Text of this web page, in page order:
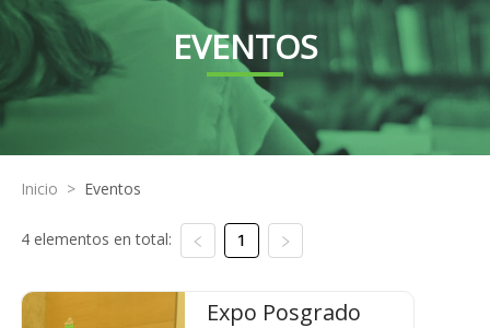
EVENTOS
Inicio > Eventos
4 elementos en total: 1
Expo Posgrado